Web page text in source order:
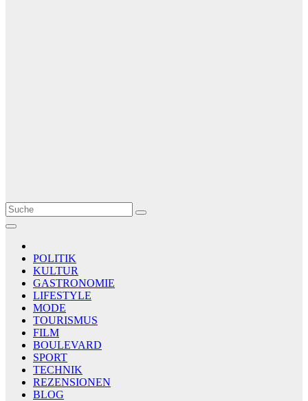
Le Matin
AGENCE DE PRESSE
POLITIK
KULTUR
GASTRONOMIE
LIFESTYLE
MODE
TOURISMUS
FILM
BOULEVARD
SPORT
TECHNIK
REZENSIONEN
BLOG